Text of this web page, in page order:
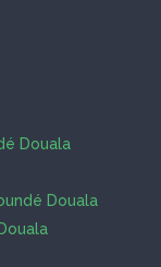
Douala
Douala